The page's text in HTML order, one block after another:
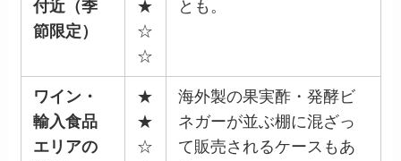
付近（季
節限定）
★
☆
☆
とも。
ワイン・
輸入食品
エリアの
★
★
☆
海外製の果実酢・発酵ビ
ネガーが並ぶ棚に混ざっ
て販売されるケースもあ